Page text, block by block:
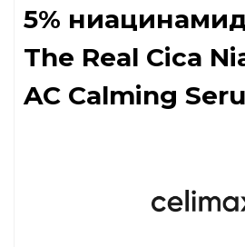
5%
The Real Cica
AC Calming